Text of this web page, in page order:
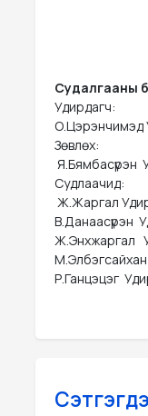
Судалгааны
Удирдагч:
О.Цэрэнчимэд
Зөвлөх:
Я.Бямбасүрэн
Судлаачид:
Ж.Жаргал
В.Данаасүрэн
Ж.Энхжаргал
Р.Ганцэцэг